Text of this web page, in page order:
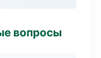
вопросы